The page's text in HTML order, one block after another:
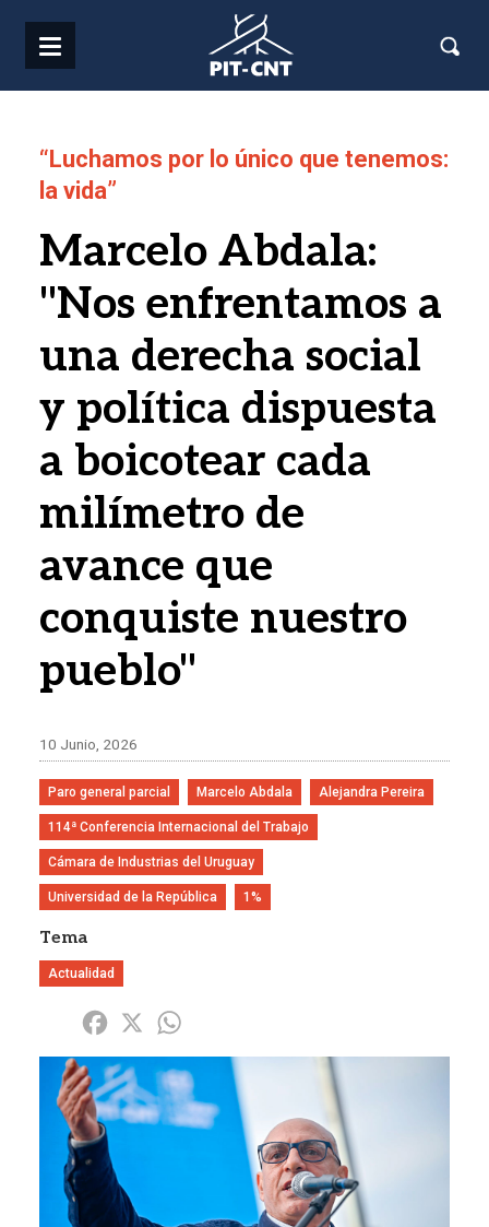
“Luchamos por lo único que tenemos:
la vida”
Marcelo Abdala:
"Nos enfrentamos a
una derecha social
y política dispuesta
a boicotear cada
milímetro de
avance que
conquiste nuestro
pueblo"
10 Junio, 2026
Paro general parcial Marcelo Abdala Alejandra Pereira
114ª Conferencia Internacional del Trabajo
Cámara de Industrias del Uruguay
Universidad de la República 1%
Tema
Actualidad
Share Facebook
X
Imagen